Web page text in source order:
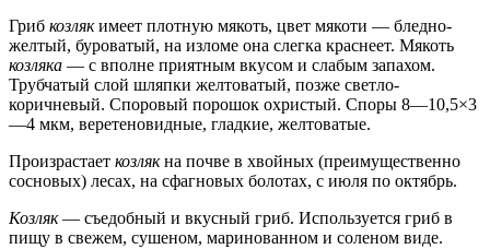
Гриб козлякимеет плотную мякоть, цвет мякоти — бледно-
желтый, буроватый, на изломе она слегка краснеет. Мякоть
козляка — с вполне приятным вкусом и слабым запахом.
Трубчатый слой шляпки желтоватый, позже светло-
коричневый. Споровый порошок охристый. Споры 8—10,5×3
—4 мкм, веретеновидные, гладкие, желтоватые.
Произрастает козлякна почве в хвойных (преимущественно
сосновых) лесах, на сфагновых болотах, с июля по октябрь.
Козляк— съедобный и вкусный гриб. Используется гриб в
пищу в свежем, сушеном, маринованном и соленом виде.